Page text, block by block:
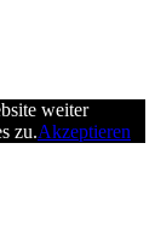
weiter
zu.Akzeptieren